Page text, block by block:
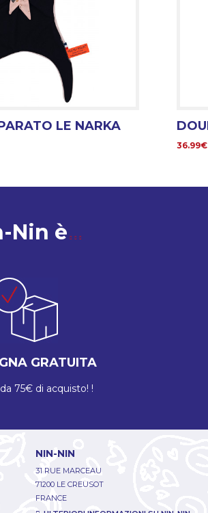
LE NARKA
36.99€
Nin è
GRATUITA
75€ di acquisto! !
NIN-NIN
31 RUE MARCEAU
71200 LE CREUSOT
FRANCE